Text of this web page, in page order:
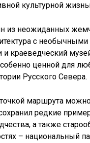
культурной
из неожиданных
с
и краеведческий
ценной для
Русского Севера.
маршрута можно
редкие
а также
– национальный